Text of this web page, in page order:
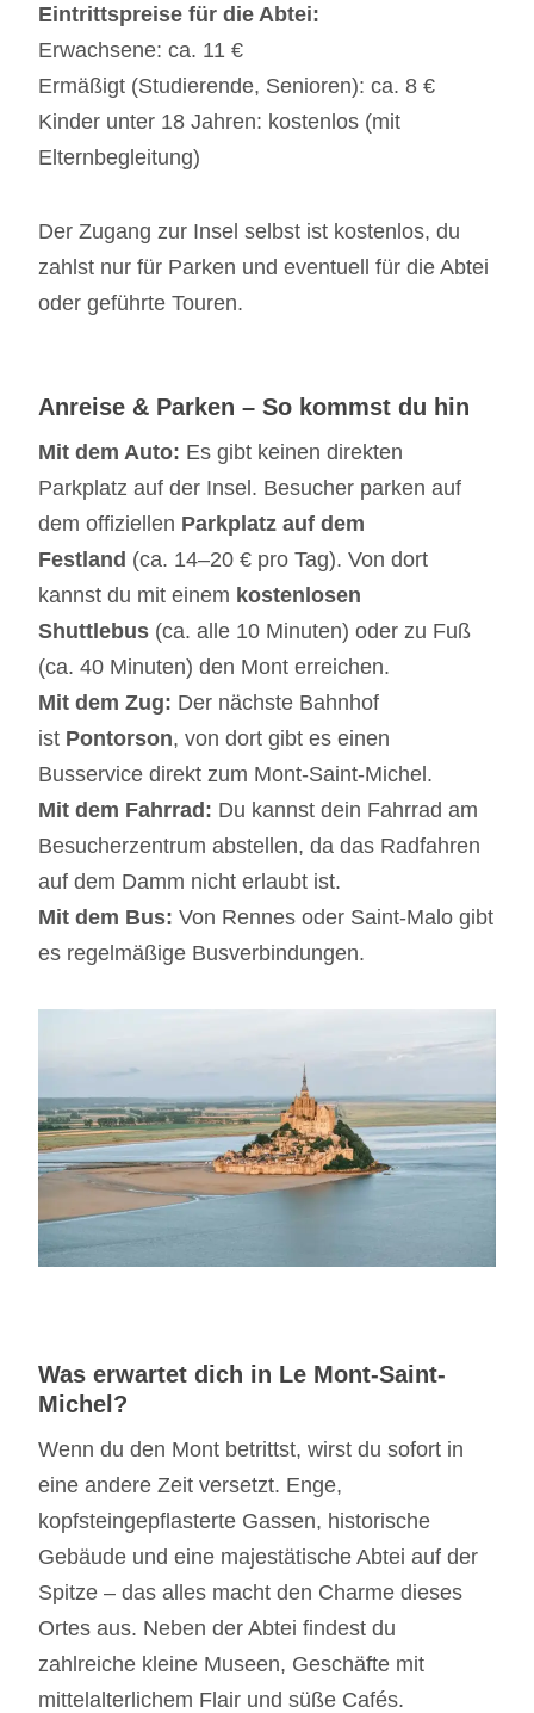
Eintrittspreise für die Abtei:
Erwachsene: ca. 11 €
Ermäßigt (Studierende, Senioren): ca. 8 €
Kinder unter 18 Jahren: kostenlos (mit
Elternbegleitung)
Der Zugang zur Insel selbst ist kostenlos, du
zahlst nur für Parken und eventuell für die Abtei
oder geführte Touren.
Anreise & Parken – So kommst du hin
Mit dem Auto: Es gibt keinen direkten
Parkplatz auf der Insel. Besucher parken auf
dem offiziellen Parkplatz auf dem
Festland (ca. 14–20 € pro Tag). Von dort
kannst du mit einem kostenlosen
Shuttlebus (ca. alle 10 Minuten) oder zu Fuß
(ca. 40 Minuten) den Mont erreichen.
Mit dem Zug: Der nächste Bahnhof
ist Pontorson, von dort gibt es einen
Busservice direkt zum Mont-Saint-Michel.
Mit dem Fahrrad: Du kannst dein Fahrrad am
Besucherzentrum abstellen, da das Radfahren
auf dem Damm nicht erlaubt ist.
Mit dem Bus: Von Rennes oder Saint-Malo gibt
es regelmäßige Busverbindungen.
Was erwartet dich in Le Mont-Saint-
Michel?
Wenn du den Mont betrittst, wirst du sofort in
eine andere Zeit versetzt. Enge,
kopfsteingepflasterte Gassen, historische
Gebäude und eine majestätische Abtei auf der
Spitze – das alles macht den Charme dieses
Ortes aus. Neben der Abtei findest du
zahlreiche kleine Museen, Geschäfte mit
mittelalterlichem Flair und süße Cafés.